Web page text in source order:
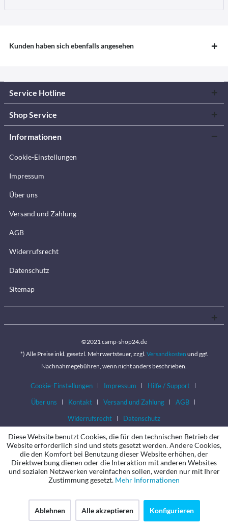
Kunden haben sich ebenfalls angesehen
Service Hotline
Shop Service
Informationen
Cookie-Einstellungen
Impressum
Über uns
Versand und Zahlung
AGB
Widerrufsrecht
Datenschutz
Sitemap
©2021 camp-shop24.de
*) Alle Preise inkl. gesetzl. Mehrwertsteuer, zzgl. Versandkosten und ggf.
Nachnahmegebühren, wenn nicht anders beschrieben.
Cookie-Einstellungen Impressum
Hilfe / Support
Über uns
Kontakt Versand und Zahlung
AGB
Widerrufsrecht
Datenschutz
Diese Website benutzt Cookies, die für den technischen Betrieb der
Website erforderlich sind und stets gesetzt werden. Andere Cookies,
die den Komfort bei Benutzung dieser Website erhöhen, der
Direktwerbung dienen oder die Interaktion mit anderen Websites
und sozialen Netzwerken vereinfachen sollen, werden nur mit Ihrer
Zustimmung gesetzt. Mehr Informationen
Ablehnen Alle akzeptieren Konfigurieren